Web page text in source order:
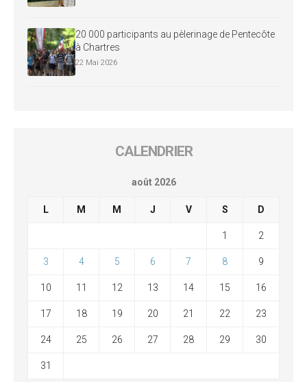
20 000 participants au pèlerinage de Pentecôte
à Chartres
22 Mai 2026
CALENDRIER
août 2026
L M M J V S D
1 2
3 4 5 6 7 8 9
10 11 12 13 14 15 16
17 18 19 20 21 22 23
24 25 26 27 28 29 30
31